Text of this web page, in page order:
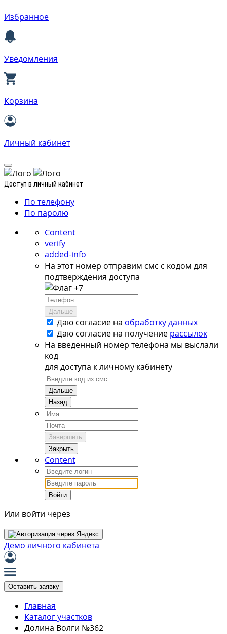
Избранное
Уведомления
Корзина
Личный кабинет
Доступ в личный кабинет
По телефону
По паролю
Content
verify
added-info
На этот номер отправим смс с кодом для
подтверждения доступа
+7
Дальше
Даю согласие на обработку данных
Даю согласие на получение рассылок
На введенный номер телефона мы выслали
код
для доступа к личному кабинету
Дальше
Назад
Завершить
Закрыть
Content
Войти
Или войти через
Демо личного кабинета
Оставить заявку
Главная
Каталог участков
Долина Волги №362